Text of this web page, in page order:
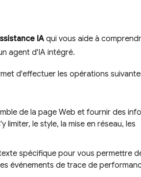
IA qui vous aide à
agent d'IA intégré.
d'effectuer les opérations
de la page Web et fournir des
limiter, le style, la mise en réseau, les
spécifique pour vous permettre
événements de trace de